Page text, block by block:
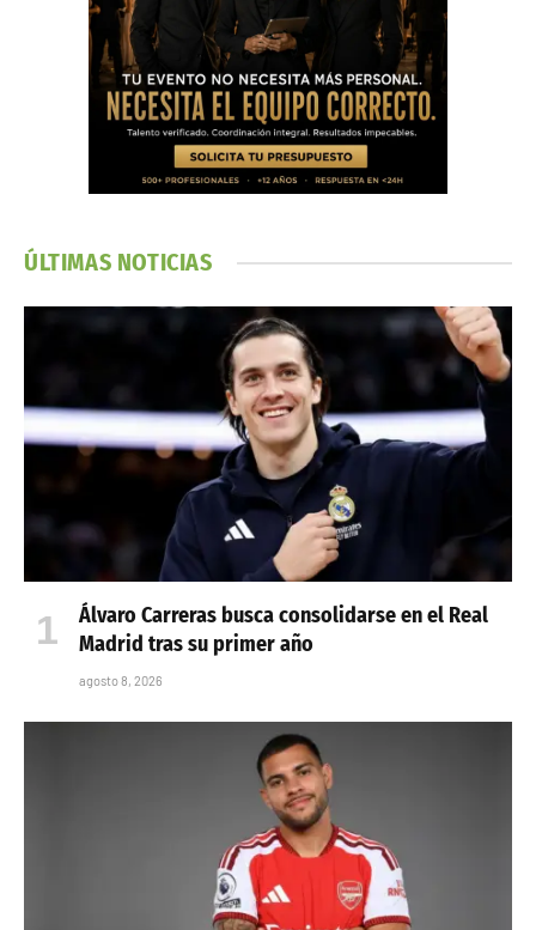
ÚLTIMAS NOTICIAS
Álvaro Carreras busca consolidarse en el Real
Madrid tras su primer año
agosto 8, 2026